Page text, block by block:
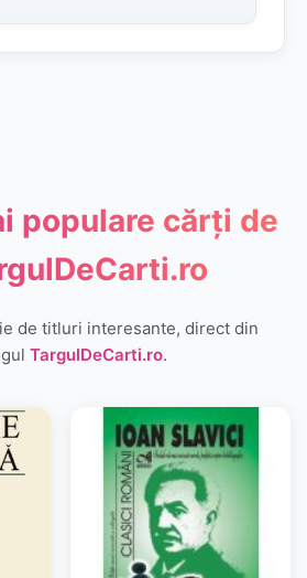
populare cărți de
de titluri interesante, direct din
TargulDeCarti.ro.